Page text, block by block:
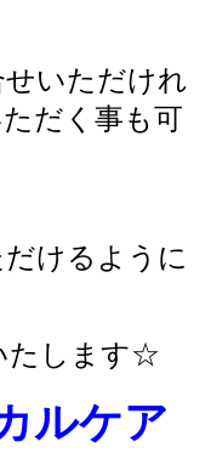
いただけれ
だく事も可
けるように
たします☆
ルケア